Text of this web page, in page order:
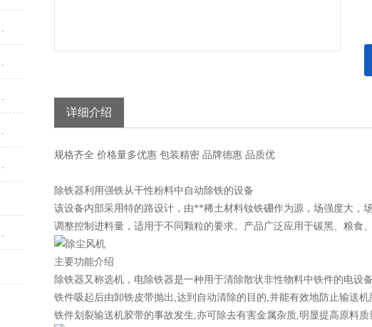
行的关键
动双子星
节能减排
发展趋势
通风设备
以下特点
详细介绍
规格齐全 价格量多优惠 包装精密 品牌德惠 品质优
除铁器利用强铁从干性粉料中自动除铁的设备
该设备内部采用特的路设计，由**稀土材料钕铁硼作为源，场强度大
调整控制进料量，适用于不同颗粒的要求。产品广泛应用于碳黑、粮食
主要功能介绍
除铁器又称选机，电除铁器是一种用于清除散状非性物料中铁件的电
铁件吸起后由卸铁皮带抛出,达到自动清除的目的,并能有效地防止输送
铁件划裂输送机胶带的事故发生,亦可除去有害金属杂质,明显提高原料质